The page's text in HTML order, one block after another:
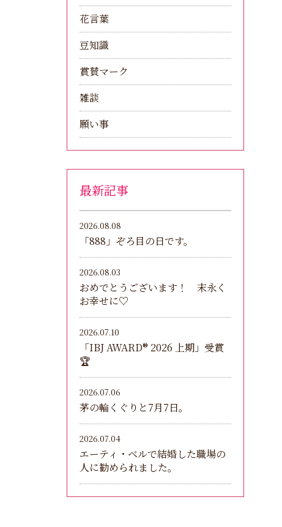
花言葉
豆知識
賞賛マーク
雑談
願い事
最新記事
2026.08.08
「888」ぞろ目の日です。
2026.08.03
おめでとうございます！ 末永く
お幸せに♡
2026.07.10
「IBJ AWARD®︎ 2026 上期」受賞
🏆
2026.07.06
茅の輪くぐりと7月7日。
2026.07.04
エーティ・ベルで結婚した職場の
人に勧められました。